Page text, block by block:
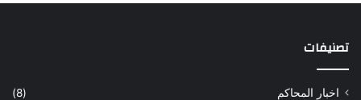
تصنيفات
اخبار المحاكم
(8)